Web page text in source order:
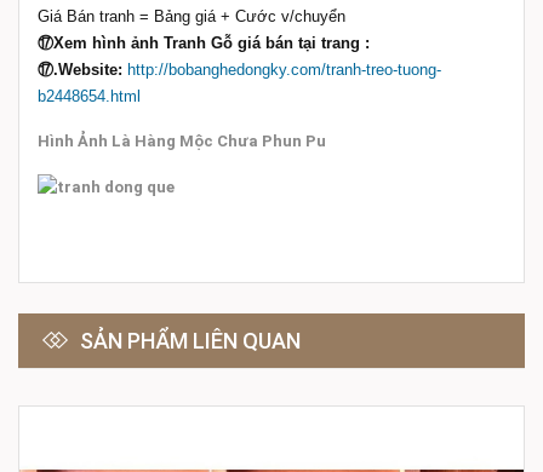
Giá Bán tranh = Bảng giá + Cước v/chuyển
⑰Xem hình ảnh Tranh Gỗ giá bán tại trang :
⑰.Website: http://bobanghedongky.com/tranh-treo-tuong-
b2448654.html
Hình Ảnh Là Hàng Mộc Chưa Phun Pu
SẢN PHẨM LIÊN QUAN